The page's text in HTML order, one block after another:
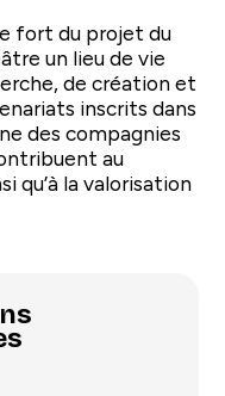
fort du projet du
un lieu de vie
de création et
inscrits dans
des compagnies
au
qu’à la valorisation